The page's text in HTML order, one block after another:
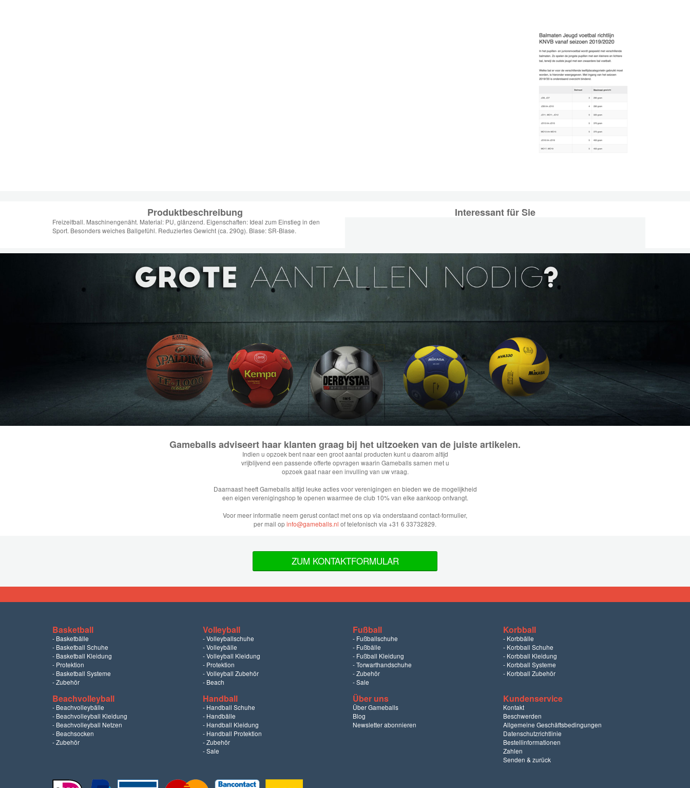
Produktbeschreibung
Freizeitball. Maschinengenäht. Material: PU, glänzend. Eigenschaften: Ideal zum Einstieg in den
Sport. Besonders weiches Ballgefühl. Reduziertes Gewicht (ca. 290g). Blase: SR-Blase.
Interessant für Sie
Gameballs adviseert haar klanten graag bij het uitzoeken van de juiste artikelen.
Indien u opzoek bent naar een groot aantal producten kunt u daarom altijd
vrijblijvend een passende offerte opvragen waarin Gameballs samen met u
opzoek gaat naar een invulling van uw vraag.
Daarnaast heeft Gameballs altijd leuke acties voor verenigingen en bieden we de mogelijkheid
een eigen verenigingshop te openen waarmee de club 10% van elke aankoop ontvangt.
Voor meer informatie neem gerust contact met ons op via onderstaand contact-formulier,
per mail opinfo@gameballs.nl of telefonisch via +31 6 33732829.
ZUM KONTAKTFORMULAR
Basketball
- Basketbälle
- Basketball Schuhe
- Basketball Kleidung
- Protektion
- Basketball Systeme
-Zubehör
Volleyball
-Volleyballschuhe
-Volleybälle
-Volleyball Kleidung
- Protektion
-Volleyball Zubehör
- Beach
Fußball
- Fußballschuhe
- Fußbälle
- Fußball Kleidung
-Torwarthandschuhe
-Zubehör
-Sale
Korbball
- Korbbälle
- Korbball Schuhe
- Korbball Kleidung
- Korbball Systeme
- Korbball Zubehör
Beachvolleyball
- Beachvolleybälle
- Beachvolleyball Kleidung
- Beachvolleyball Netzen
- Beachsocken
-Zubehör
Handball
- Handball Schuhe
- Handbälle
- Handball Kleidung
- Handball Protektion
-Zubehör
-Sale
Über uns
Über Gameballs
Blog
Newsletter abonnieren
Kundenservice
Kontakt
Beschwerden
Allgemeine Geschäftsbedingungen
Datenschutzrichtlinie
Bestellinformationen
Zahlen
Senden & zurück